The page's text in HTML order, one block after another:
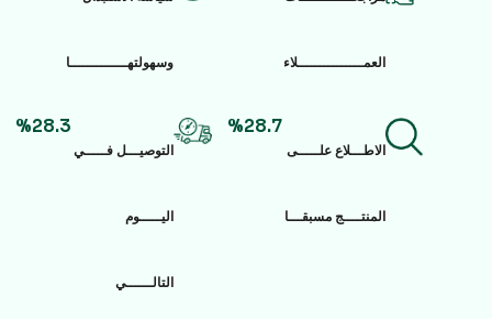
العمـــــــــــــــلاء وسهولتهـــــــــــــا
الاطـــلاع علـــــى
المنتــــج مسبقـــا
%28.7
التوصيـــل فـــــي
اليـــــوم
التالــــــي
%28.3